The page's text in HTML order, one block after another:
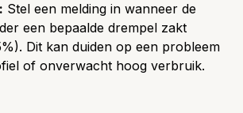
Stel een melding in wanneer de
een bepaalde drempel zakt
Dit kan duiden op een probleem
of onverwacht hoog verbruik.